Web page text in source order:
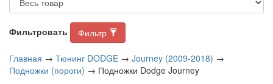
Фильтровать Фильтр
Главная → Тюнинг DODGE → Journey (2009-2018) →
Подножки (пороги) → Подножки Dodge Journey